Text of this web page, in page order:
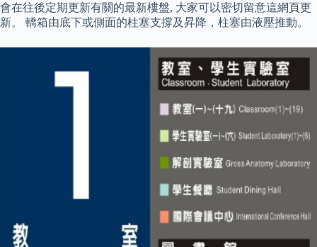
會在往後定期更新有關的最新樓盤, 大家可以密切留意這網頁更
新。 轎箱由底下或側面的柱塞支撐及昇降，柱塞由液壓推動。